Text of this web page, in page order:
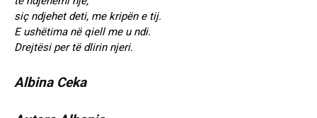
siç ndjehet deti, me kripën e tij.
E ushëtima në qiell me u ndi.
Drejtësi per të dlirin njeri.
Albina Ceka